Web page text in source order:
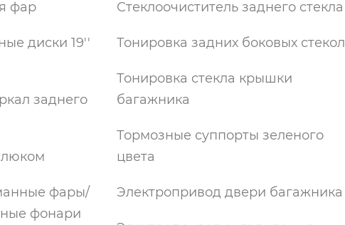
фар
диски 19''
заднего
фары/
фонари
Стеклоочиститель заднего стекла
Тонировка задних боковых стекол
Тонировка стекла крышки
багажника
Тормозные суппорты зеленого
цвета
Электропривод двери багажника